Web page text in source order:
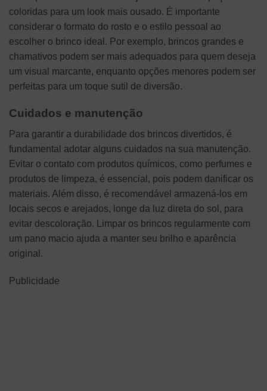
coloridas para um look mais ousado. É importante
considerar o formato do rosto e o estilo pessoal ao
escolher o brinco ideal. Por exemplo, brincos grandes e
chamativos podem ser mais adequados para quem deseja
um visual marcante, enquanto opções menores podem ser
perfeitas para um toque sutil de diversão.
Cuidados e manutenção
Para garantir a durabilidade dos brincos divertidos, é
fundamental adotar alguns cuidados na sua manutenção.
Evitar o contato com produtos químicos, como perfumes e
produtos de limpeza, é essencial, pois podem danificar os
materiais. Além disso, é recomendável armazená-los em
locais secos e arejados, longe da luz direta do sol, para
evitar descoloração. Limpar os brincos regularmente com
um pano macio ajuda a manter seu brilho e aparência
original.
Publicidade